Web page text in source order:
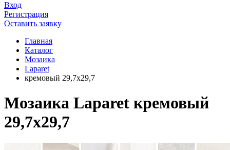
Вход
Регистрация
Оставить заявку
Главная
Каталог
Мозаика
Laparet
кремовый 29,7х29,7
Мозаика Laparet кремовый
29,7х29,7